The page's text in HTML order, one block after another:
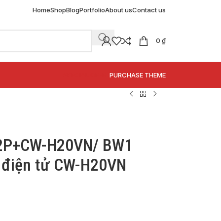
HomeShopBlogPortfolioAbout usContact us
0 ₫
PURCHASE THEME
H20VN/ BW1
tử CW-H20VN